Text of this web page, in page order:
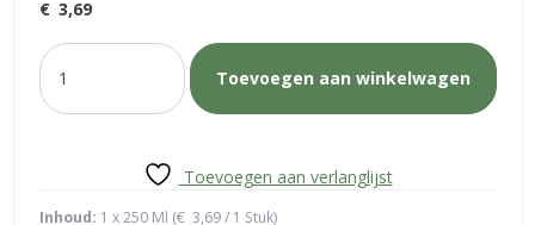
€ 3,69
handzeep
met
pompje
Toevoegen aan winkelwagen
Toevoegen aan verlanglijst
Inhoud: 1 x 250 Ml (€ 3,69/ 1 Stuk)